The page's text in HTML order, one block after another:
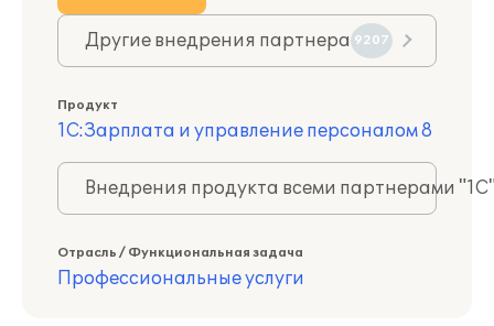
Другие внедрения партнера 9207
Продукт
1С:Зарплата и управление персоналом 8
Внедрения продукта всеми партнерами
Отрасль / Функциональная задача
Профессиональные услуги